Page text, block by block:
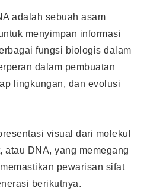
adalah sebuah asam
menyimpan informasi
fungsi biologis dalam
dalam pembuatan
lingkungan, dan evolusi
visual dari molekul
atau DNA, yang memegang
pewarisan sifat
berikutnya.